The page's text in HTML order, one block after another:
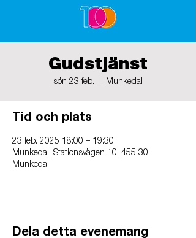
Gudstjänst
sön 23 feb. Munkedal
Tid och plats
23 feb. 2025 18:00 – 19:30
Munkedal, Stationsvägen 10, 455 30
Munkedal
Dela detta evenemang